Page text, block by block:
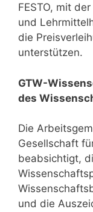
FESTO, mit
und
die
unterstützen.
GTW-
des
Die
Gesellschaft
beabsichtigt,
und die